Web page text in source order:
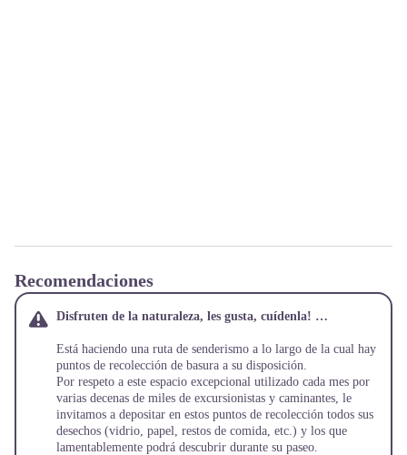
Recomendaciones
Disfruten de la naturaleza, les gusta, cuídenla! …
Está haciendo una ruta de senderismo a lo largo de la cual hay
puntos de recolección de basura a su disposición.
Por respeto a este espacio excepcional utilizado cada mes por
varias decenas de miles de excursionistas y caminantes, le
invitamos a depositar en estos puntos de recolección todos sus
desechos (vidrio, papel, restos de comida, etc.) y los que
lamentablemente podrá descubrir durante su paseo.